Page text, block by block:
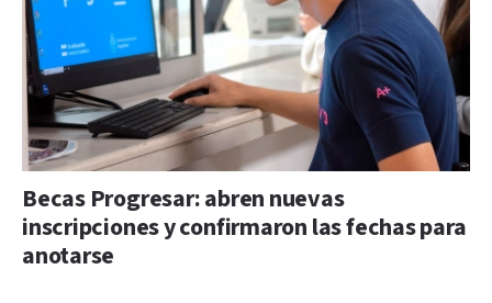
Becas Progresar: abren nuevas
inscripciones y confirmaron las fechas para
anotarse